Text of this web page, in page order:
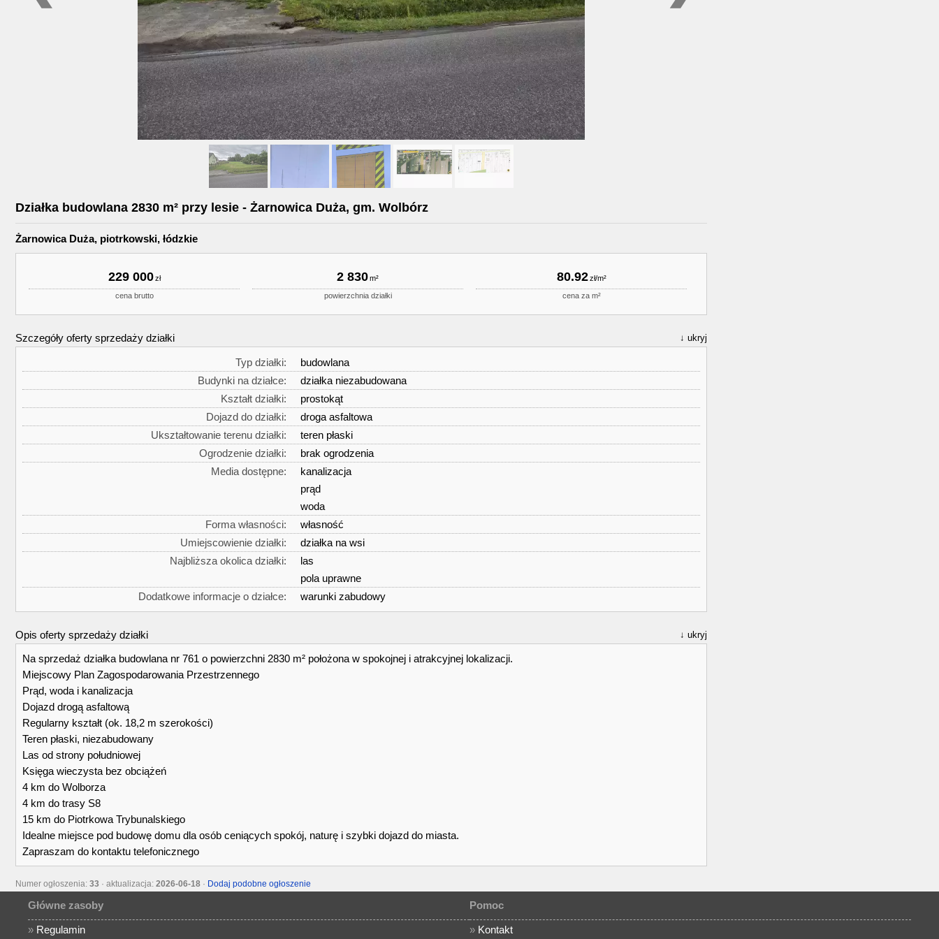
Działka budowlana 2830 m² przy lesie - Żarnowica Duża, gm. Wolbórz
Żarnowica Duża, piotrkowski, łódzkie
229 000
cena brutto
2 830
powierzchnia działki
80.92
cena za m²
Szczegóły oferty sprzedaży działki ukryj
Typ działki:
budowlana
Budynki na działce:
działka niezabudowana
Kształt działki:
prostokąt
Dojazd do działki:
droga asfaltowa
Ukształtowanie terenu działki:
teren płaski
Ogrodzenie działki:
brak ogrodzenia
Media dostępne:
kanalizacja
prąd
woda
Forma własności:
własność
Umiejscowienie działki:
działka na wsi
Najbliższa okolica działki:
las
pola uprawne
Dodatkowe informacje o działce:
warunki zabudowy
Opis oferty sprzedaży działki ukryj
Na sprzedaż działka budowlana nr 761 o powierzchni 2830 m² położona w spokojnej i atrakcyjnej lokalizacji.
Miejscowy Plan Zagospodarowania Przestrzennego
Prąd, woda i kanalizacja
Dojazd drogą asfaltową
Regularny kształt (ok. 18,2 m szerokości)
Teren płaski, niezabudowany
Las od strony południowej
Księga wieczysta bez obciążeń
4 km do Wolborza
4 km do trasy S8
15 km do Piotrkowa Trybunalskiego
Idealne miejsce pod budowę domu dla osób ceniących spokój, naturę i szybki dojazd do miasta.
Zapraszam do kontaktu telefonicznego
Numer ogłoszenia: 33 · aktualizacja: 2026-06-18 · Dodaj podobne ogłoszenie
Główne zasoby
» Regulamin
Pomoc
» Kontakt